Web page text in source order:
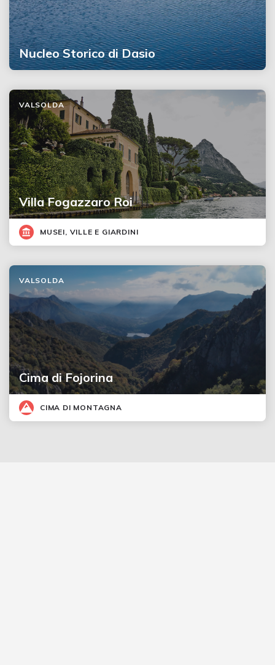
Nucleo Storico di Dasio
Villa Fogazzaro Roi
VALSOLDA
MUSEI, VILLE E GIARDINI
Cima di Fojorina
VALSOLDA
CIMA DI MONTAGNA